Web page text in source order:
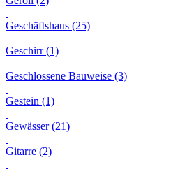
Geschäftshaus (25)
Geschirr (1)
Geschlossene Bauweise (3)
Gestein (1)
Gewässer (21)
Gitarre (2)